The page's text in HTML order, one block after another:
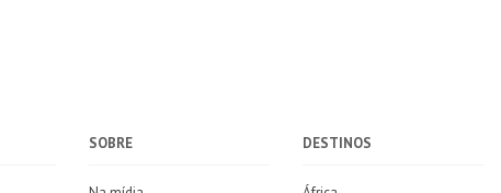
SOBRE DESTINOS